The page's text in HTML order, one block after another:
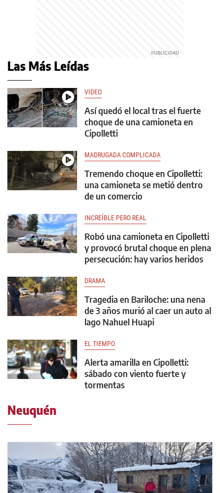
Las Más Leídas
VIDEO
Así quedó el local tras el fuerte
choque de una camioneta en
Cipolletti
MADRUGADA COMPLICADA
Tremendo choque en Cipolletti:
una camioneta se metió dentro
de un comercio
INCREÍBLE PERO REAL
Robó una camioneta en Cipolletti
y provocó brutal choque en plena
persecución: hay varios heridos
DRAMA
Tragedia en Bariloche: una nena
de 3 años murió al caer un auto al
lago Nahuel Huapi
EL TIEMPO
Alerta amarilla en Cipolletti:
sábado con viento fuerte y
tormentas
Neuquén